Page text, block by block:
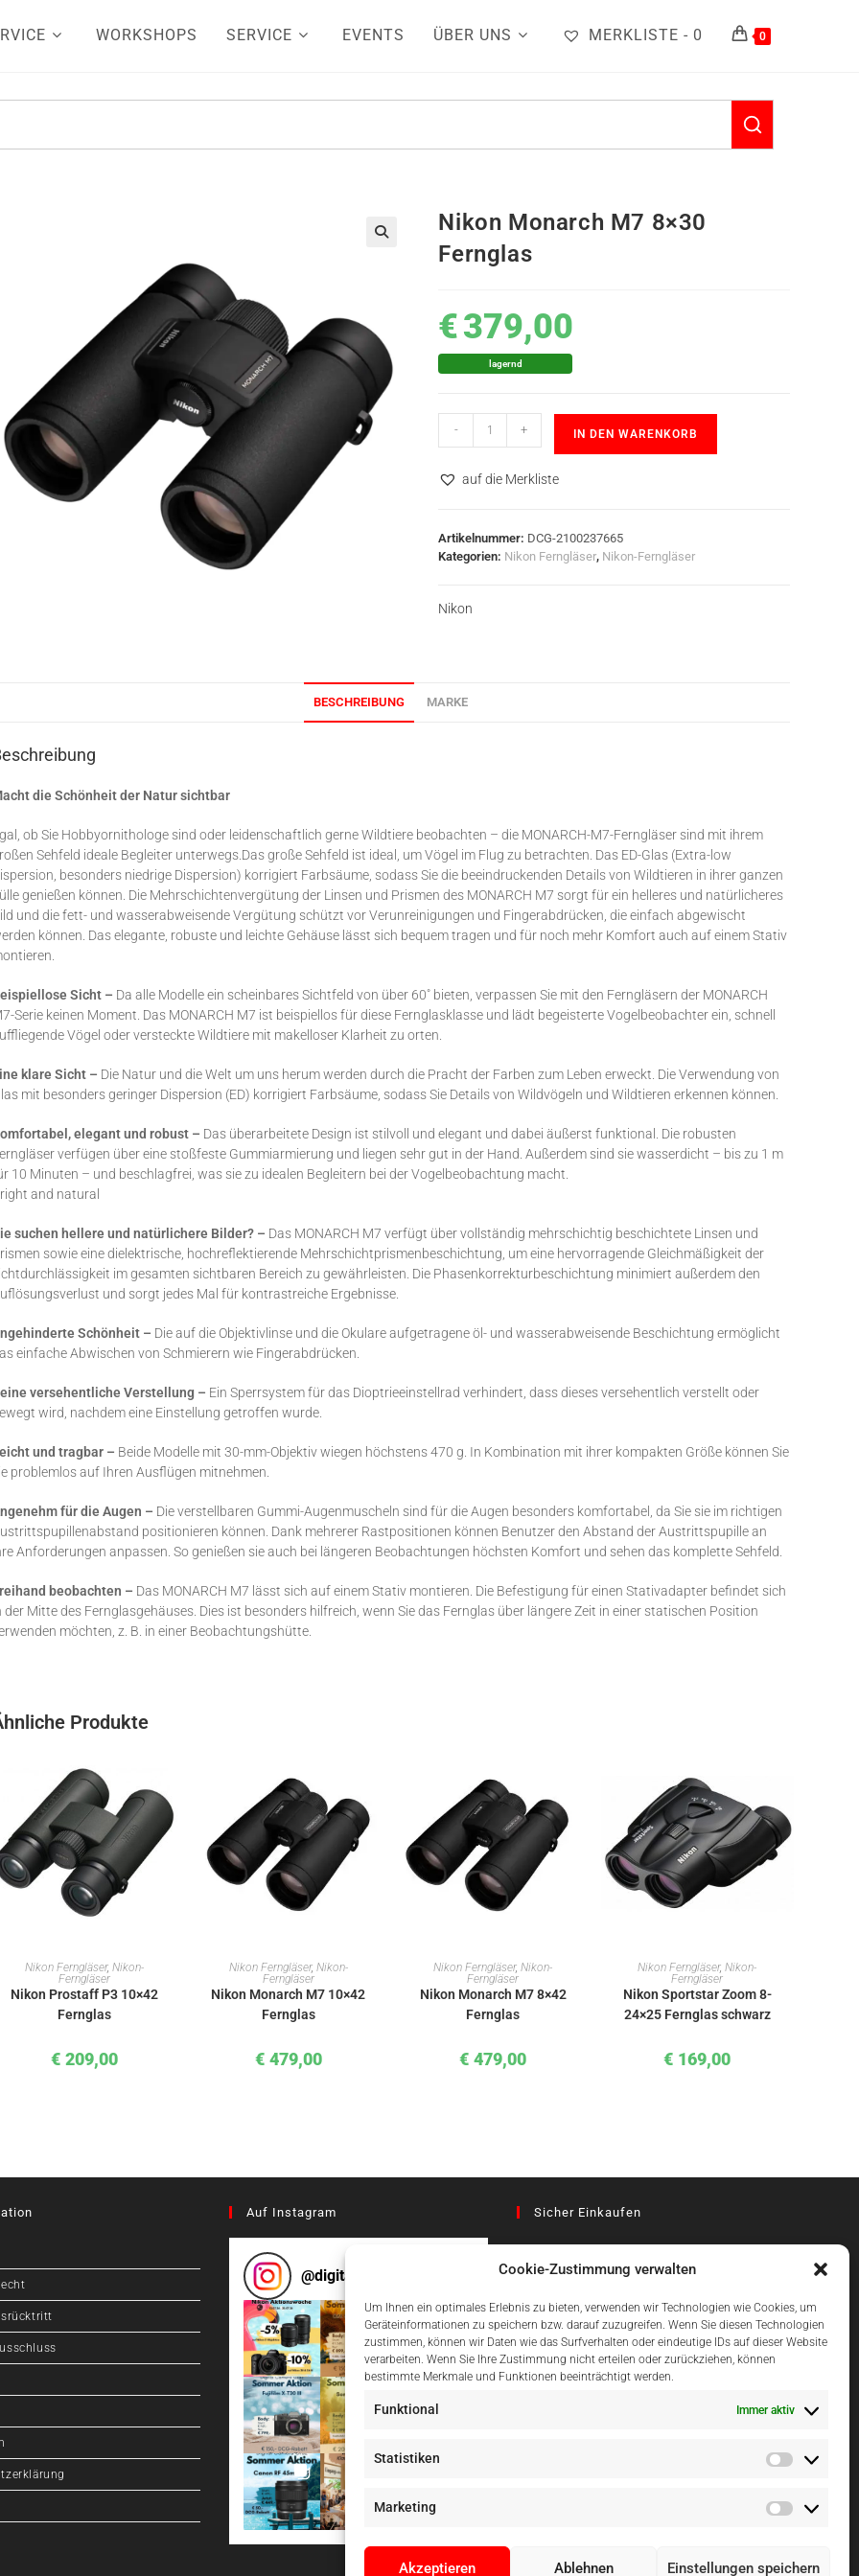
Cookie-Zustimmung verwalten
Um Ihnen ein optimales Erlebnis zu bieten, verwenden wir Technologien wie Cookies, um
Geräteinformationen zu speichern bzw. darauf zuzugreifen. Wenn Sie diesen Technologien
zustimmen, können wir Daten wie das Surfverhalten oder eindeutige IDs auf dieser Website
verarbeiten. Wenn Sie Ihre Zustimmung nicht erteilen oder zurückziehen, können
bestimmte Merkmale und Funktionen beeinträchtigt werden.
Funktional Immer aktiv
Statistiken
Marketing
Akzeptieren Ablehnen Einstellungen speichern
WORKSHOPS SERVICE EVENTS ÜBER UNS MERKLISTE - 0 0
Nikon Monarch M7 8×30
Fernglas
€379,00
lagernd
- + IN DEN WARENKORB
auf die Merkliste
Artikelnummer: DCG-2100237665
Kategorien: Nikon Ferngläser, Nikon-Ferngläser
Nikon
BESCHREIBUNG MARKE
die Schönheit der Natur sichtbar
ob Sie Hobbyornithologe sind oder leidenschaftlich gerne Wildtiere beobachten – die MONARCH-M7-Ferngläser sind mit ihrem
Sehfeld ideale Begleiter unterwegs.Das große Sehfeld ist ideal, um Vögel im Flug zu betrachten. Das ED-Glas (Extra-low
besonders niedrige Dispersion) korrigiert Farbsäume, sodass Sie die beeindruckenden Details von Wildtieren in ihrer ganzen
genießen können. Die Mehrschichtenvergütung der Linsen und Prismen des MONARCH M7 sorgt für ein helleres und natürlicheres
und die fett- und wasserabweisende Vergütung schützt vor Verunreinigungen und Fingerabdrücken, die einfach abgewischt
können. Das elegante, robuste und leichte Gehäuse lässt sich bequem tragen und für noch mehr Komfort auch auf einem Stativ
Sicht – Da alle Modelle ein scheinbares Sichtfeld von über 60˚ bieten, verpassen Sie mit den Ferngläsern der MONARCH
Serie keinen Moment. Das MONARCH M7 ist beispiellos für diese Fernglasklasse und lädt begeisterte Vogelbeobachter ein, schnell
Vögel oder versteckte Wildtiere mit makelloser Klarheit zu orten.
klare Sicht – Die Natur und die Welt um uns herum werden durch die Pracht der Farben zum Leben erweckt. Die Verwendung von
mit besonders geringer Dispersion (ED) korrigiert Farbsäume, sodass Sie Details von Wildvögeln und Wildtieren erkennen können.
elegant und robust – Das überarbeitete Design ist stilvoll und elegant und dabei äußerst funktional. Die robusten
verfügen über eine stoßfeste Gummiarmierung und liegen sehr gut in der Hand. Außerdem sind sie wasserdicht – bis zu 1 m
10 Minuten – und beschlagfrei, was sie zu idealen Begleitern bei der Vogelbeobachtung macht.
and natural
suchen hellere und natürlichere Bilder? – Das MONARCH M7 verfügt über vollständig mehrschichtig beschichtete Linsen und
sowie eine dielektrische, hochreflektierende Mehrschichtprismenbeschichtung, um eine hervorragende Gleichmäßigkeit der
im gesamten sichtbaren Bereich zu gewährleisten. Die Phasenkorrekturbeschichtung minimiert außerdem den
und sorgt jedes Mal für kontrastreiche Ergebnisse.
Schönheit – Die auf die Objektivlinse und die Okulare aufgetragene öl- und wasserabweisende Beschichtung ermöglicht
einfache Abwischen von Schmierern wie Fingerabdrücken.
versehentliche Verstellung – Ein Sperrsystem für das Dioptrieeinstellrad verhindert, dass dieses versehentlich verstellt oder
wird, nachdem eine Einstellung getroffen wurde.
und tragbar – Beide Modelle mit 30-mm-Objektiv wiegen höchstens 470 g. In Kombination mit ihrer kompakten Größe können Sie
problemlos auf Ihren Ausflügen mitnehmen.
für die Augen – Die verstellbaren Gummi-Augenmuscheln sind für die Augen besonders komfortabel, da Sie sie im richtigen
positionieren können. Dank mehrerer Rastpositionen können Benutzer den Abstand der Austrittspupille an
Anforderungen anpassen. So genießen sie auch bei längeren Beobachtungen höchsten Komfort und sehen das komplette Sehfeld.
beobachten – Das MONARCH M7 lässt sich auf einem Stativ montieren. Die Befestigung für einen Stativadapter befindet sich
der Mitte des Fernglasgehäuses. Dies ist besonders hilfreich, wenn Sie das Fernglas über längere Zeit in einer statischen Position
möchten, z. B. in einer Beobachtungshütte.
Produkte
IN DEN WARENKORB
Nikon Ferngläser, Nikon-
Ferngläser
Nikon Prostaff P3 10×42
Fernglas
€ 209,00
IN DEN WARENKORB
Nikon Ferngläser, Nikon-
Ferngläser
Nikon Monarch M7 10×42
Fernglas
€ 479,00
IN DEN WARENKORB
Nikon Ferngläser,Nikon-
Ferngläser
Nikon Monarch M7 8×42
Fernglas
€ 479,00
IN DEN WARENKORB
Nikon Ferngläser,Nikon-
Ferngläser
Nikon Sportstar Zoom 8-
24×25 Fernglas schwarz
€ 169,00
Auf Instagram
@digitalcameragraz
Sicher Einkaufen
Einfach Online Bezahlen